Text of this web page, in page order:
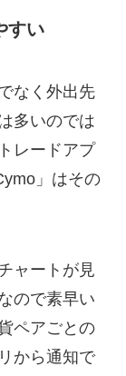
すい
なく外出先
多いのでは
レードアプ
」はその
ャートが見
ので素早い
ペアごとの
から通知で